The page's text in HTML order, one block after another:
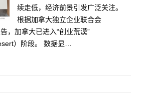
续走低，经济前景引发广泛关注。
根据加拿大独立企业联合会
，加拿大已进入“创业荒漠”
）阶段。 数据显…